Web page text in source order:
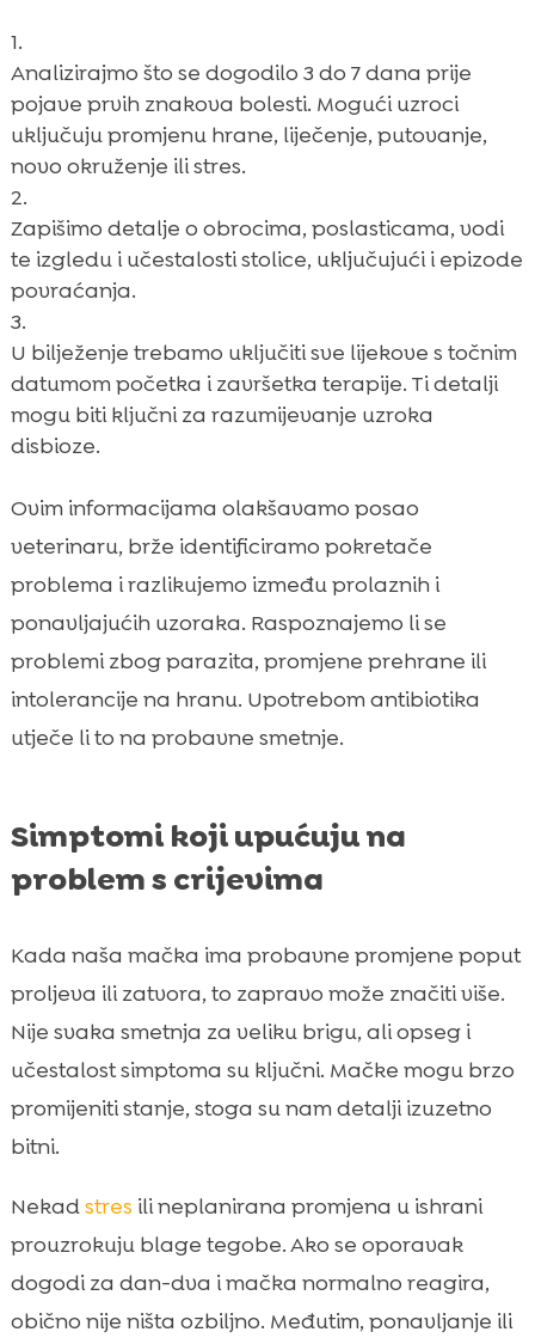
Analizirajmo što se dogodilo 3 do 7 dana prije
pojave prvih znakova bolesti. Mogući uzroci
uključuju promjenu hrane, liječenje, putovanje,
novo okruženje ili stres.
Zapišimo detalje o obrocima, poslasticama, vodi
te izgledu i učestalosti stolice, uključujući i epizode
povraćanja.
U bilježenje trebamo uključiti sve lijekove s točnim
datumom početka i završetka terapije. Ti detalji
mogu biti ključni za razumijevanje uzroka
disbioze.
Ovim informacijama olakšavamo posao
veterinaru, brže identificiramo pokretače
problema i razlikujemo između prolaznih i
ponavljajućih uzoraka. Raspoznajemo li se
problemi zbog parazita, promjene prehrane ili
intolerancije na hranu. Upotrebom antibiotika
utječe li to na probavne smetnje.
Simptomi koji upućuju na
problem s crijevima
Kada naša mačka ima probavne promjene poput
proljeva ili zatvora, to zapravo može značiti više.
Nije svaka smetnja za veliku brigu, ali opseg i
učestalost simptoma su ključni. Mačke mogu brzo
promijeniti stanje, stoga su nam detalji izuzetno
bitni.
Nekadstres ili neplanirana promjena u ishrani
prouzrokuju blage tegobe. Ako se oporavak
dogodi za dan-dva i mačka normalno reagira,
obično nije ništa ozbiljno. Međutim, ponavljanje ili